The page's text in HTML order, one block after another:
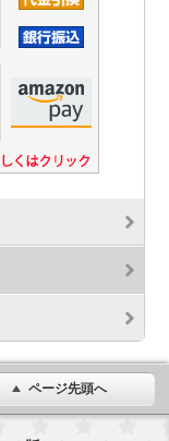
ページ先頭へ